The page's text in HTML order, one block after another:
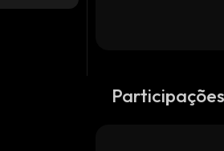
Participações